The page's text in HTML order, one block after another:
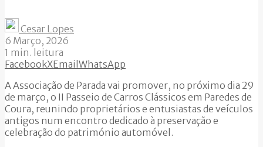
Cesar Lopes
6 Março, 2026
1 min. leitura
FacebookXEmail WhatsApp
A Associação de Parada vai promover, no próximo dia 29
de março, o II Passeio de Carros Clássicos em Paredes de
Coura, reunindo proprietários e entusiastas de veículos
antigos num encontro dedicado à preservação e
celebração do património automóvel.